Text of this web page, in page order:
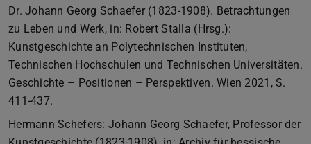
Dr. Johann Georg Schaefer (1823-1908). Betrachtungen
zu Leben und Werk, in: Robert Stalla (Hrsg.):
Kunstgeschichte an Polytechnischen Instituten,
Technischen Hochschulen und Technischen Universitäten.
Geschichte – Positionen – Perspektiven. Wien 2021, S.
411-437.
Hermann Schefers: Johann Georg Schaefer, Professor der